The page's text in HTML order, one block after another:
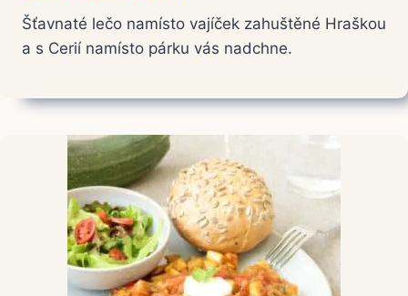
Šťavnaté lečo namísto vajíček zahuštěné Hraškou
a s Cerií namísto párku vás nadchne.